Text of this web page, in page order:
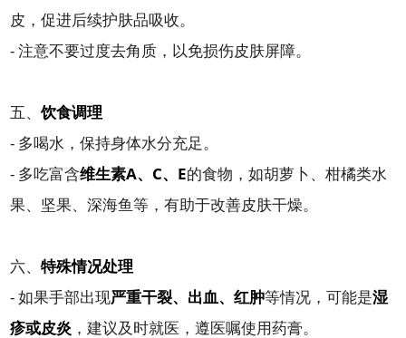
皮，促进后续护肤品吸收。
- 注意不要过度去角质，以免损伤皮肤屏障。
五、饮食调理
- 多喝水，保持身体水分充足。
- 多吃富含维生素A、C、E的食物，如胡萝卜、柑橘类水
果、坚果、深海鱼等，有助于改善皮肤干燥。
六、特殊情况处理
- 如果手部出现严重干裂、出血、红肿等情况，可能是湿
疹或皮炎 ，建议及时就医，遵医嘱使用药膏。